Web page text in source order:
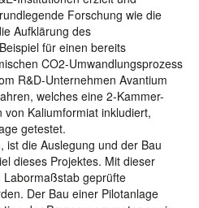
Forschung wie die
Aufklärung des
für einen bereits
CO2-Umwandlungsprozess
R&D-Unternehmen Avantium
welches eine 2-Kammer-
Kaliumformiat inkludiert,
getestet.
ist die Auslegung und der Bau
dieses Projektes. Mit dieser
Labormaßstab geprüfte
Der Bau einer Pilotanlage